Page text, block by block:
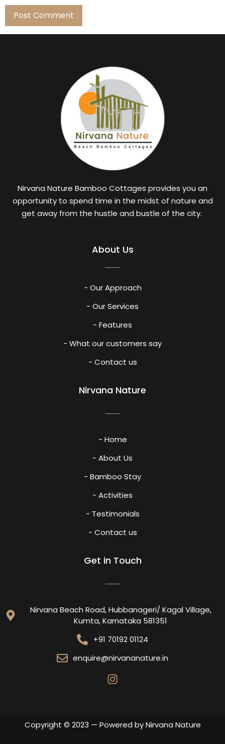
Nirvana Nature Bamboo Cottages provides you an
opportunity to spend time in the midst of nature and
get away from the hustle and bustle of the city.
About Us
- Our Approach
- Our Services
- Features
- What our customers say
- Contact us
Nirvana Nature
- Home
- About Us
- Bamboo Stay
- Activities
- Testimonials
- Contact us
Get in Touch
Nirvana Beach Road, Hubbanageri/ Kagal Village,
Kumta, Karnataka 581351
+91 70192 01124
enquire@nirvananature.in
Copyright © 2023 — Powered by Nirvana Nature